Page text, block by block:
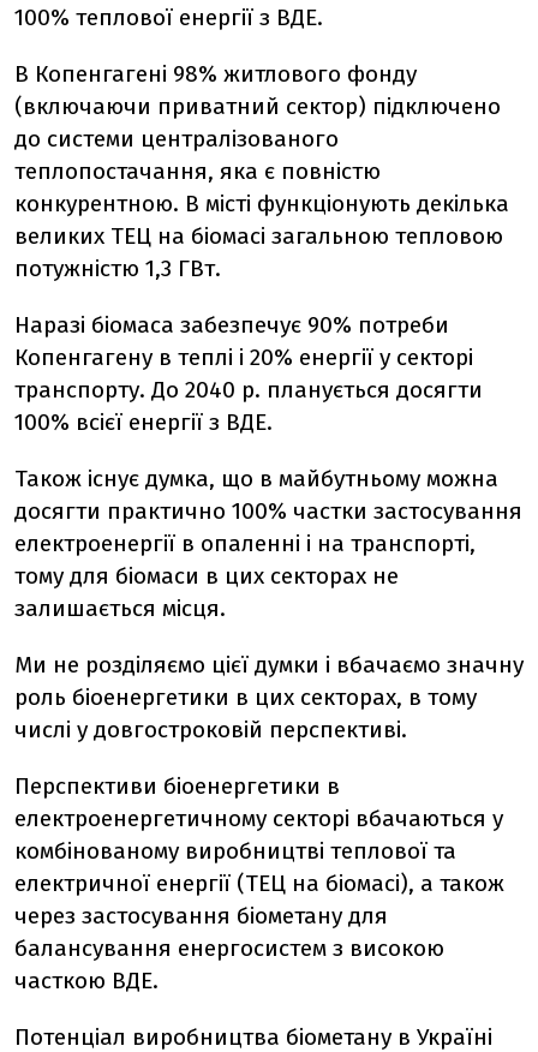
100% теплової енергії з ВДЕ.
В Копенгагені 98% житлового фонду
(включаючи приватний сектор) підключено
до системи централізованого
теплопостачання, яка є повністю
конкурентною. В місті функціонують декілька
великих ТЕЦ на біомасі загальною тепловою
потужністю 1,3 ГВт.
Наразі біомаса забезпечує 90% потреби
Копенгагену в теплі і 20% енергії у секторі
транспорту. До 2040 р. планується досягти
100% всієї енергії з ВДЕ.
Також існує думка, що в майбутньому можна
досягти практично 100% частки застосування
електроенергії в опаленні і на транспорті,
тому для біомаси в цих секторах не
залишається місця.
Ми не розділяємо цієї думки і вбачаємо значну
роль біоенергетики в цих секторах, в тому
числі у довгостроковій перспективі.
Перспективи біоенергетики в
електроенергетичному секторі вбачаються у
комбінованому виробництві теплової та
електричної енергії (ТЕЦ на біомасі), а також
через застосування біометану для
балансування енергосистем з високою
часткою ВДЕ.
Потенціал виробництва біометану в Україні